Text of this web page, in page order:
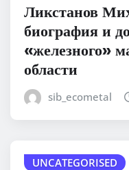
Ликстанов
биография и
«железного»
области
sib_ecometal
UNCATEGORISED